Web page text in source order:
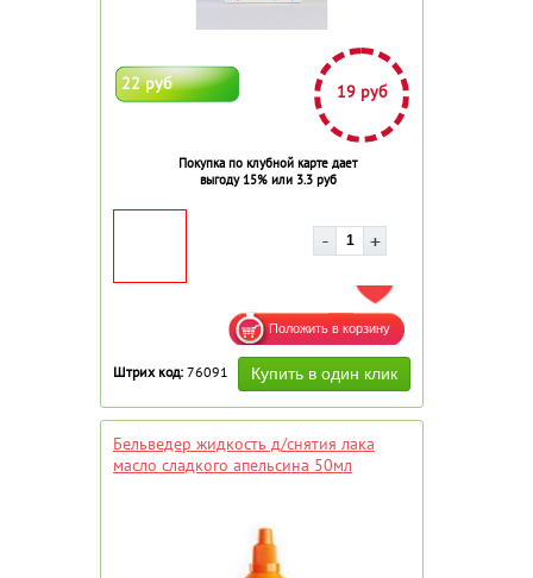
22 руб 19 руб
Покупка по клубной карте дает
выгоду 15% или 3.3 руб
ДОБАВИТЬ В ИЗБРАННОЕ
Штрих код: 76091
Бельведер жидкость д/снятия лака
масло сладкого апельсина 50мл